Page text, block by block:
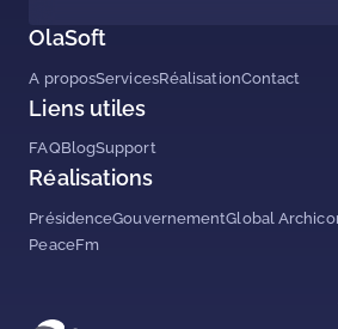
Réalisations
PrésidenceGouvernementGlobal
PeaceFm
Liens utiles
FAQBlogSupport
OlaSoft
A proposServicesRéalisationContact